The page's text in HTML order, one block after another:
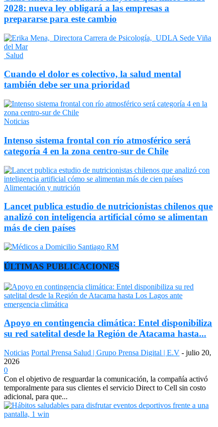
2028: nueva ley obligará a las empresas a
prepararse para este cambio
Salud
Cuando el dolor es colectivo, la salud mental
también debe ser una prioridad
Noticias
Intenso sistema frontal con río atmosférico será
categoría 4 en la zona centro-sur de Chile
Alimentación y nutrición
Lancet publica estudio de nutricionistas chilenos que
analizó con inteligencia artificial cómo se alimentan
más de cien países
ÚLTIMAS PUBLICACIONES
Apoyo en contingencia climática: Entel disponibiliza
su red satelital desde la Región de Atacama hasta...
Noticias Portal Prensa Salud | Grupo Prensa Digital | E.V - julio 20,
2026
0
Con el objetivo de resguardar la comunicación, la compañía activó
temporalmente para sus clientes el servicio Direct to Cell sin costo
adicional, para que...